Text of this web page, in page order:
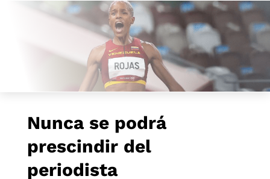
Nunca se podrá
prescindir del
periodista